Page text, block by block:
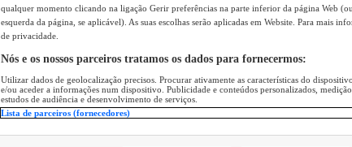
qualquer momento clicando na ligação Gerir preferências na parte inferior da página Web
esquerda da página, se aplicável). As suas escolhas serão aplicadas em Website. Para mais
de privacidade.
Nós e os nossos parceiros tratamos os dados para fornecermos:
Utilizar dados de geolocalização precisos. Procurar ativamente as características do
e/ou aceder a informações num dispositivo. Publicidade e conteúdos personalizados,
estudos de audiência e desenvolvimento de serviços.
Lista de parceiros (fornecedores)